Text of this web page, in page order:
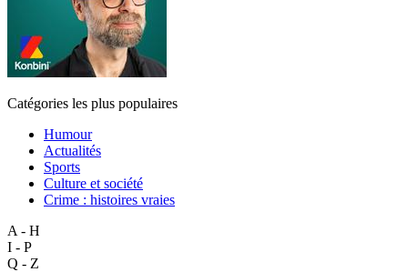
Catégories les plus populaires
Humour
Actualités
Sports
Culture et société
Crime : histoires vraies
A - H
I - P
Q - Z